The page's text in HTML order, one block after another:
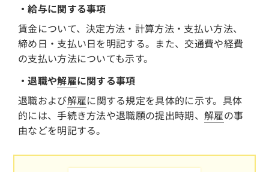
・給与に関する事項
賃金について、決定方法・計算方法・支払い方法、
締め日・支払い日を明記する。また、交通費や経費
の支払い方法についても示す。
・退職や解雇に関する事項
退職および解雇に関する規定を具体的に示す。具体
的には、手続き方法や退職願の提出時期、解雇の事
由などを明記する。